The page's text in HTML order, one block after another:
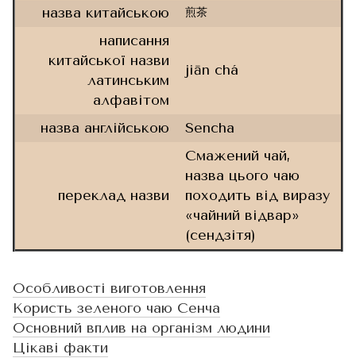
назва китайською 煎茶
написання
китайської назви
латинським
алфавітом
jiān chá
назва англійською Sencha
переклад назви
Смажений чай,
назва цього чаю
походить від виразу
«чайний відвар»
(сендзітя)
Особливості виготовлення
Користь зеленого чаю Сенча
Основний вплив на організм людини
Цікаві факти